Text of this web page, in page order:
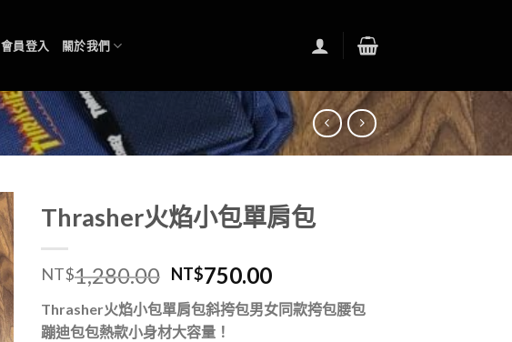
會員登入 關於我們
Thrasher火焰小包單肩包
NT$1,280.00 NT$750.00
Thrasher火焰小包單肩包斜挎包男女同款挎包腰包
蹦迪包包熱款小身材大容量！